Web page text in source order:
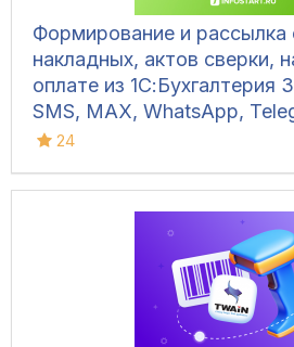
Формирование и рассылка
накладных, актов сверки,
оплате из 1С:Бухгалтерия
SMS, MAX, WhatsApp,
24